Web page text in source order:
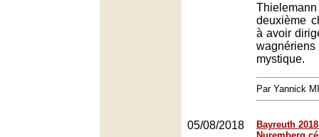
deuxième
à avoir
mystique.
Par Yannick
05/08/2018
Bayreuth